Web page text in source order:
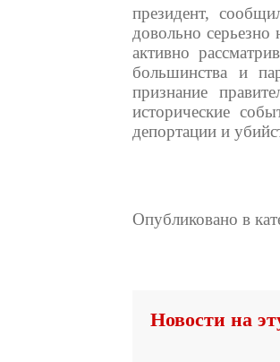
президент,
довольно серьезно
активно
большинства и
признание
исторические
депортации и
Опубликовано в
Новости на